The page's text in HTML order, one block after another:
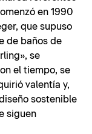
en 1990
que supuso
de baños de
se
el tiempo, se
valentía y,
sostenible
siguen